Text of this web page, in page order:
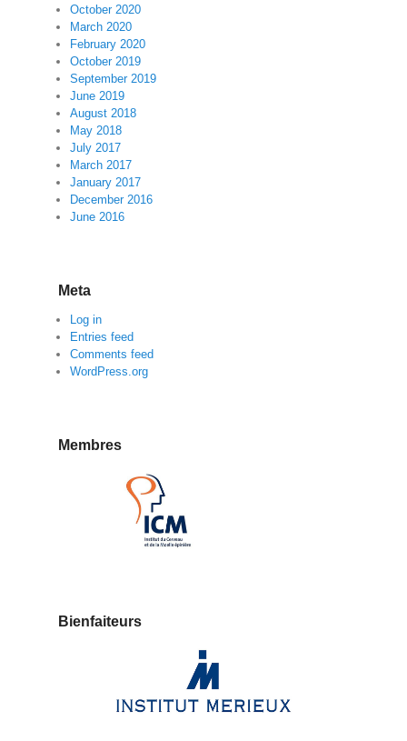
October 2020
March 2020
February 2020
October 2019
September 2019
June 2019
August 2018
May 2018
July 2017
March 2017
January 2017
December 2016
June 2016
Meta
Log in
Entries feed
Comments feed
WordPress.org
Membres
Bienfaiteurs